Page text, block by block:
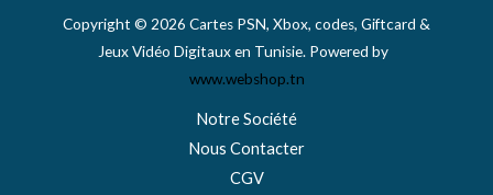
Copyright © 2026 Cartes PSN, Xbox, codes, Giftcard &
Jeux Vidéo Digitaux en Tunisie. Powered by
www.webshop.tn
Notre Société
Nous Contacter
CGV